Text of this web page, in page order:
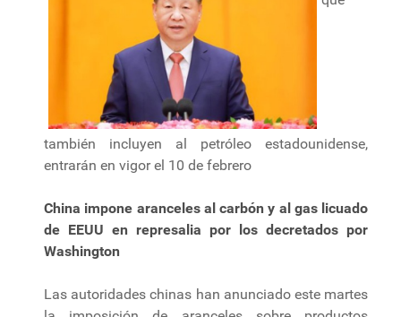
también incluyen al petróleo estadounidense,
entrarán en vigor el 10 de febrero
China impone aranceles al carbón y al gas licuado
de EEUU en represalia por los decretados por
Washington
Las autoridades chinas han anunciado este martes